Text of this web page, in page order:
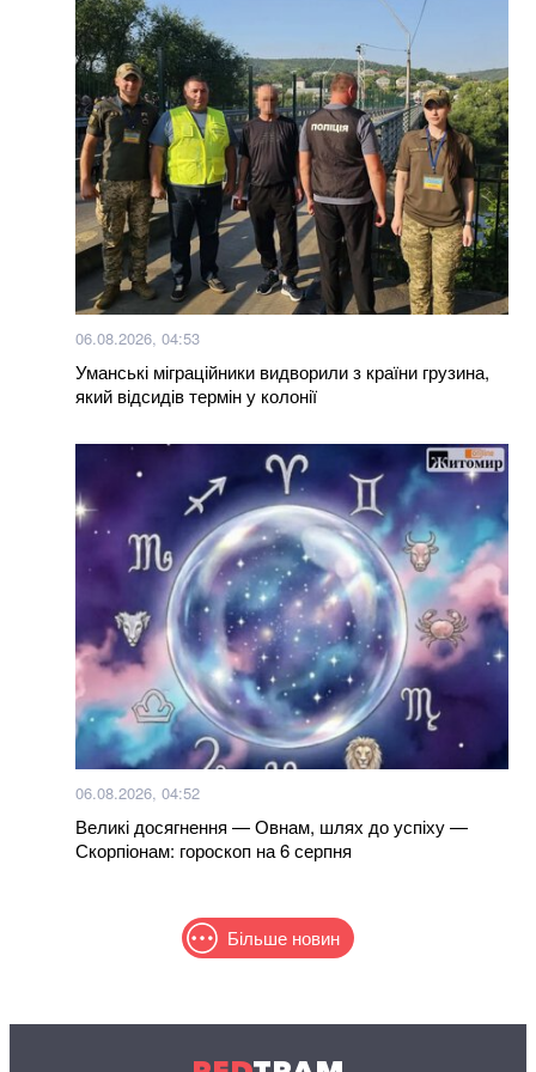
06.08.2026, 04:53
Уманські міграційники видворили з країни грузина,
який відсидів термін у колонії
06.08.2026, 04:52
Великі досягнення — Овнам, шлях до успіху —
Скорпіонам: гороскоп на 6 серпня
Більше новин